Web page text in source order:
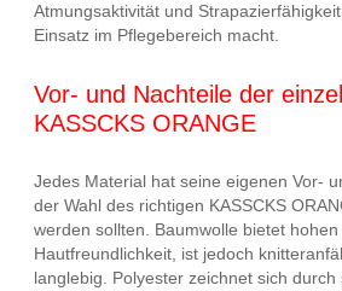
Atmungsaktivität und
Einsatz im Pflegebereich macht.
Vor- und Nachteile der
KASSCKS ORANGE
Jedes Material hat seine eigenen Vor-
der Wahl des richtigen KASSCKS
werden sollten. Baumwolle bietet
Hautfreundlichkeit, ist jedoch
langlebig. Polyester zeichnet sich durch